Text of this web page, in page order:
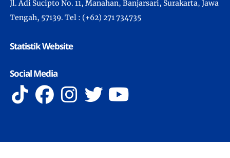
Jl. Adi Sucipto No. 11, Manahan, Banjarsari, Surakarta, Jawa
Tengah, 57139. Tel : (+62) 271 734735
Statistik Website
Social Media